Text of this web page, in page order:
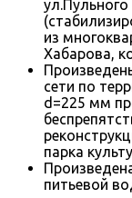
из
Хабарова,
сети по
d=225 мм
парка
питьевой